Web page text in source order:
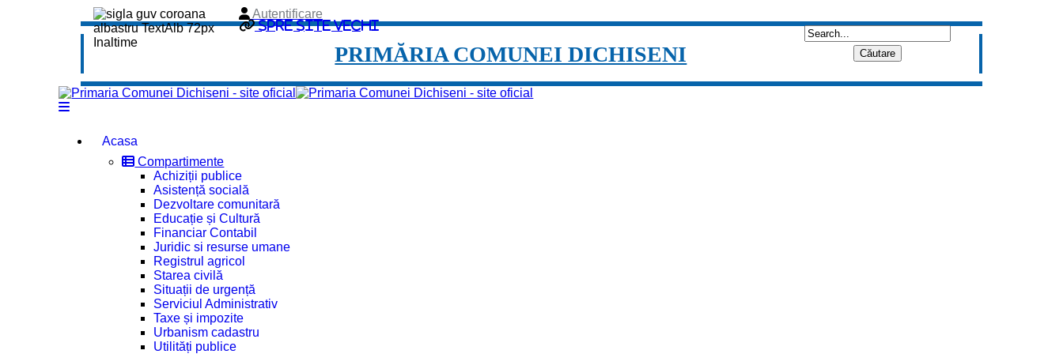
Spre site vechi
Autentificare
PRIMĂRIA COMUNEI DICHISENI
Acasa
Compartimente
Achiziții publice
Asistență socială
Dezvoltare comunitară
Educație și Cultură
Financiar Contabil
Juridic si resurse umane
Registrul agricol
Starea civilă
Situații de urgență
Serviciul Administrativ
Taxe și impozite
Urbanism cadastru
Utilități publice